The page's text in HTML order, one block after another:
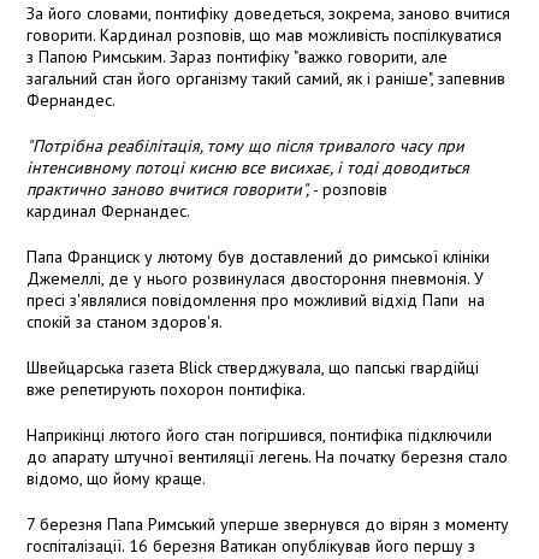
За його словами, понтифіку доведеться, зокрема, заново вчитися
говорити. Кардинал розповів, що мав можливість поспілкуватися
з Папою Римським. Зараз понтифіку "важко говорити, але
загальний стан його організму такий самий, як і раніше", запевнив
Фернандес.
"Потрібна реабілітація, тому що після тривалого часу при
інтенсивному потоці кисню все висихає, і тоді доводиться
практично заново вчитися говорити",- розповів
кардинал Фернандес.
Папа Франциск у лютому був доставлений до римської клініки
Джемеллі, де у нього розвинулася двостороння пневмонія. У
пресі з'являлися повідомлення про можливий відхід Папи на
спокій за станом здоров'я.
Швейцарська газета Blick стверджувала, що папські гвардійці
вже репетирують похорон понтифіка.
Наприкінці лютого його стан погіршився, понтифіка підключили
до апарату штучної вентиляції легень. На початку березня стало
відомо, що йому краще.
7 березня Папа Римський уперше звернувся до вірян з моменту
госпіталізації. 16 березня Ватикан опублікував його першу з